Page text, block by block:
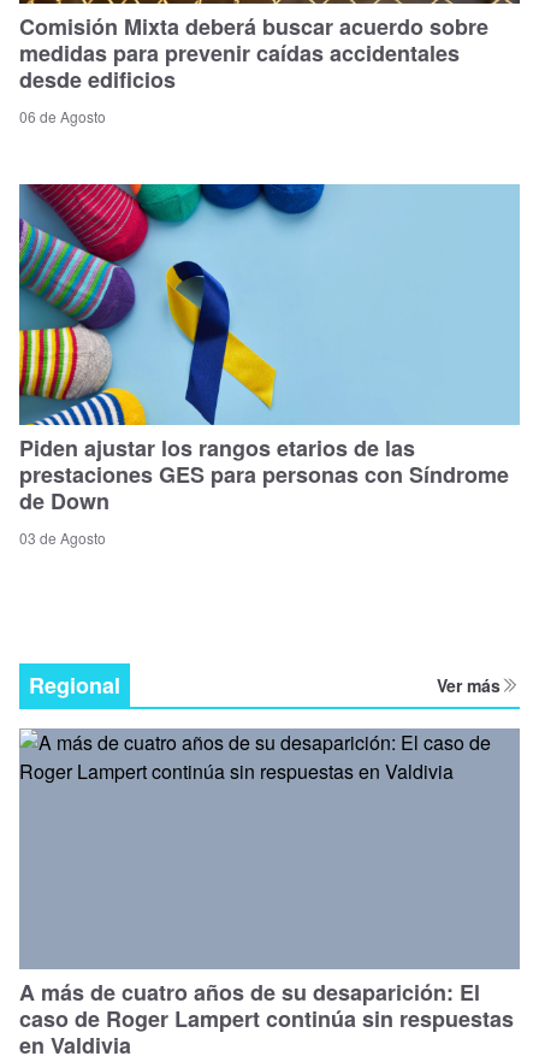
Comisión Mixta deberá buscar acuerdo sobre
medidas para prevenir caídas accidentales
desde edificios
06 de Agosto
Piden ajustar los rangos etarios de las
prestaciones GES para personas con Síndrome
de Down
03 de Agosto
Regional Ver más
A más de cuatro años de su desaparición: El
caso de Roger Lampert continúa sin respuestas
en Valdivia